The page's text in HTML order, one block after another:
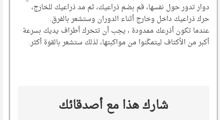
دوار تدور حول نفسها، قم بضم ذراعيك، ثم مد ذراعيك للخارج،
حرك ذراعيك داخل وخارج أثناء الدوران وستشعر بالفرق.
عندما تكون أذرعك ممدودة ، يجب أن تتحرك أطراف يديك بسرعة
أكبر من الأكتاف ليتمكّنوا من مواكبتها، لذلك ستشعر بالقوة أكثر.
شارك هذا مع أصدقائك